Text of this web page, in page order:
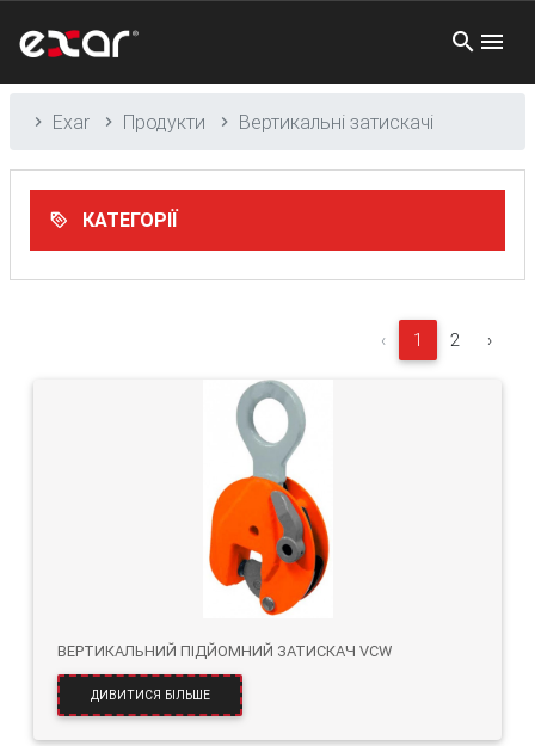
Exar Продукти Вертикальні затискачі
КАТЕГОРІЇ
‹ 1 2 ›
ВЕРТИКАЛЬНИЙ ПІДЙОМНИЙ ЗАТИСКАЧ VCW
ДИВИТИСЯ БІЛЬШЕ